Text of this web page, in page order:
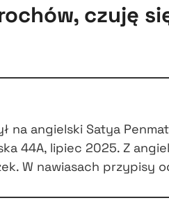
czuję
na angielski Satya
44A, lipiec 2025. Z
W nawiasach przypisy